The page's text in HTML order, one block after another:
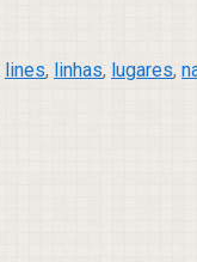
lines, linhas, lugares,